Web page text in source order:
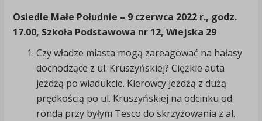
Osiedle Małe Południe – 9 czerwca 2022 r., godz.
17.00, Szkoła Podstawowa nr 12, Wiejska 29
Czy władze miasta mogą zareagować na hałasy
dochodzące z ul. Kruszyńskiej? Ciężkie auta
jeżdżą po wiadukcie. Kierowcy jeżdżą z dużą
prędkością po ul. Kruszyńskiej na odcinku od
ronda przy byłym Tesco do skrzyżowania z al.